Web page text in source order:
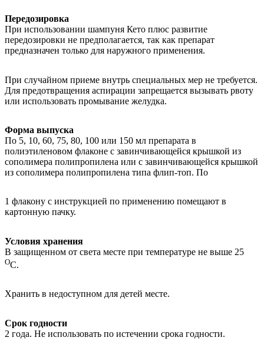
Передозировка
При использовании шампуня Кето плюс развитие
передозировки не предполагается, так как препарат
предназначен только для наружного применения.
При случайном приеме внутрь специальных мер не требуется.
Для предотвращения аспирации запрещается вызывать рвоту
или использовать промывание желудка.
Форма выпуска
По 5, 10, 60, 75, 80, 100 или 150 мл препарата в
полиэтиленовом флаконе с завинчивающейся крышкой из
сополимера полипропилена или с завинчивающейся крышкой
из сополимера полипропилена типа флип-топ. По
1 флакону с инструкцией по применению помещают в
картонную пачку.
Условия хранения
В защищенном от света месте при температуре не выше 25
OС.
Хранить в недоступном для детей месте.
Срок годности
2 года. Не использовать по истечении срока годности.